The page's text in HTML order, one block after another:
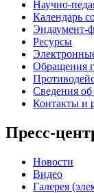
Научно-
Календарь
Эндаумент-
Ресурсы
Обращения
Сведения об
Контакты и
Пресс-
Новости
Видео
Галерея